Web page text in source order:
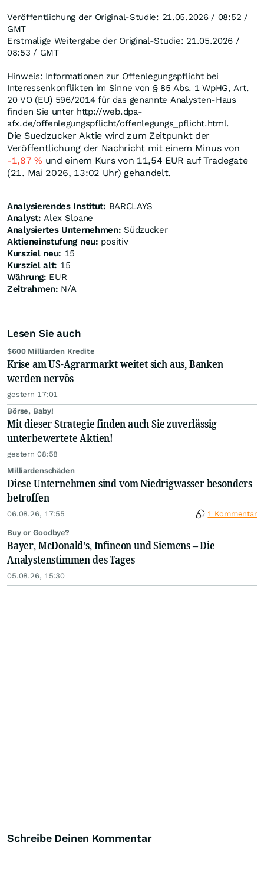
Veröffentlichung der Original-Studie: 21.05.2026 / 08:52 /
GMT
Erstmalige Weitergabe der Original-Studie: 21.05.2026 /
08:53 / GMT
Hinweis: Informationen zur Offenlegungspflicht bei
Interessenkonflikten im Sinne von § 85 Abs. 1 WpHG, Art.
20 VO (EU) 596/2014 für das genannte Analysten-Haus
finden Sie unter http://web.dpa-
afx.de/offenlegungspflicht/offenlegungs_pflicht.html.
Die Suedzucker Aktie wird zum Zeitpunkt der
Veröffentlichung der Nachricht mit einem Minus von
-1,87% und einem Kurs von 11,54 EUR auf Tradegate
(21. Mai 2026, 13:02 Uhr) gehandelt.
Analysierendes Institut: BARCLAYS
Analyst: Alex Sloane
Analysiertes Unternehmen: Südzucker
Aktieneinstufung neu: positiv
Kursziel neu: 15
Kursziel alt: 15
Währung: EUR
Zeitrahmen: N/A
Lesen Sie auch
$600 Milliarden Kredite
Krise am US-Agrarmarkt weitet sich aus, Banken
werden nervös
gestern 17:01
Börse, Baby!
Mit dieser Strategie finden auch Sie zuverlässig
unterbewertete Aktien!
gestern 08:58
Milliardenschäden
Diese Unternehmen sind vom Niedrigwasser besonders
betroffen
06.08.26, 17:55 1 Kommentar
Buy or Goodbye?
Bayer, McDonald's, Infineon und Siemens – Die
Analystenstimmen des Tages
05.08.26, 15:30
Schreibe Deinen Kommentar